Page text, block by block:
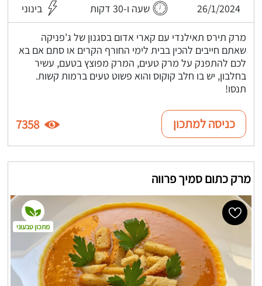
26/1/2024 שעה ו-30 דקות בינוני
מרק תירס תאילנדי עם קארי אדום בסגנון של ג'פניקה
שאתם חייבים להכין בבית לימי החורף הקרים או סתם אם בא
לכם להתפנק על מרק טעים, המרק מפוצץ בטעם, עשיר
בחלבון, יש בו חלב קוקוס והוא פשוט טעים ברמות קשות.
תנסו!
כניסה למתכון 7358
מרק כתום סמיך פרווה
מתכון טבעוני